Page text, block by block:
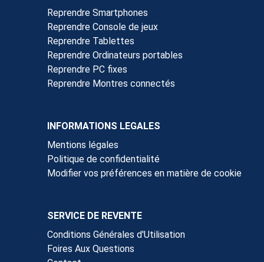
Reprendre Smartphones
Reprendre Console de jeux
Reprendre Tablettes
Reprendre Ordinateurs portables
Reprendre PC fixes
Reprendre Montres connectés
INFORMATIONS LEGALES
Mentions légales
Politique de confidentialité
Modifier vos préférences en matière de cookie
SERVICE DE REVENTE
Conditions Générales d'Utilisation
Foires Aux Questions